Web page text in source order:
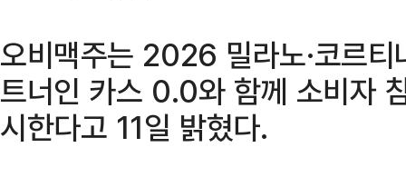
오비맥주는 2026 밀라노·코르
트너인 카스 0.0와 함께 소비자
시한다고 11일 밝혔다.